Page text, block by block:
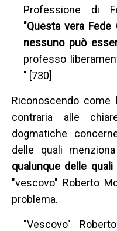
Professione di
"Questa vera
nessuno può
professo
" [730]
Riconoscendo
contraria alle
dogmatiche
delle quali
qualunque delle
"vescovo" Roberto
problema.
"Vescovo"